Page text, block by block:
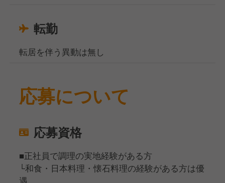
転勤
転居を伴う異動は無し
応募について
応募資格
■正社員で調理の実地経験がある方
└和食・日本料理・懐石料理の経験がある方は優
遇